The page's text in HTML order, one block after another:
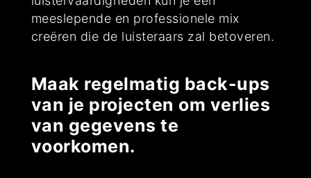
meeslepende en professionele mix
creëren die de luisteraars zal betoveren.
Maak regelmatig back-ups
van je projecten om verlies
van gegevens te
voorkomen.